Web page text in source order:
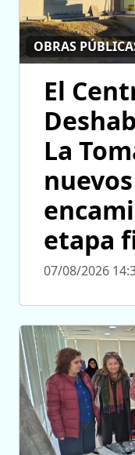
OBRAS
El
La
etapa
07/08/2026